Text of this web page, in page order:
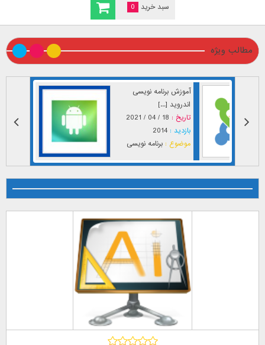
سبد خرید 0
مطالب ویژه
آموزش برنامه نویسی
اندروید [...]
تاریخ : 18 / 04 / 2021
بازدید : 2014
موضوع : برنامه نویسی